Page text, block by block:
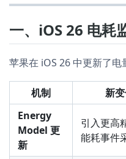
一、iOS 26 电耗
苹果在 iOS 26 中更新了电
机制 新
Energy
Model 更
新
引入更高
能耗事件